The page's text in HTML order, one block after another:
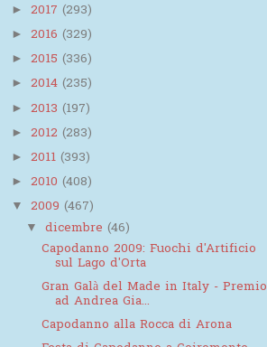
► 2017 (293)
► 2016 (329)
► 2015 (336)
► 2014 (235)
► 2013 (197)
► 2012 (283)
► 2011 (393)
► 2010 (408)
▼ 2009 (467)
▼dicembre(46)
Capodanno 2009: Fuochi d'Artificio
sul Lago d'Orta
Gran Galà del Made in Italy - Premio
ad Andrea Gia...
Capodanno alla Rocca di Arona